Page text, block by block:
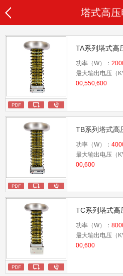
塔式高
TA系列塔式高
功率（W）：
最大输出电压（
00,550,600
TB系列塔式高
功率（W）：
最大输出电压（
00,600
TC系列塔式高
功率（W）：
最大输出电压（
00,600